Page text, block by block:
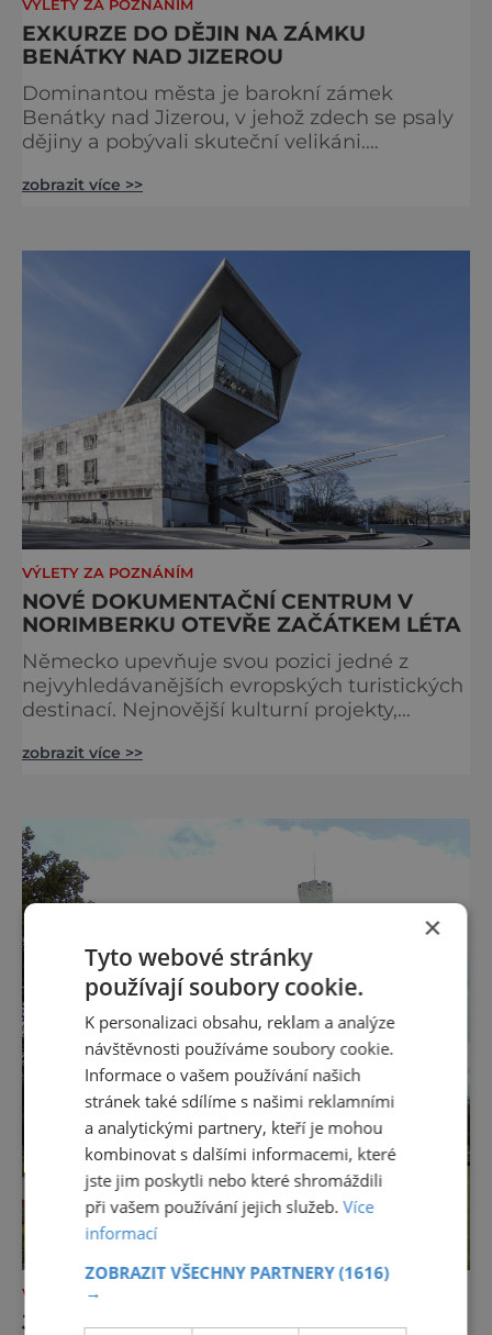
VÝLETY ZA POZNÁNÍM
EXKURZE DO DĚJIN NA ZÁMKU
BENÁTKY NAD JIZEROU
Dominantou města je barokní zámek
Benátky nad Jizerou, v jehož zdech se psaly
dějiny a pobývali skuteční velikáni.
tu prováděl svá slavná astronomická měření
spolupráci s jeho přítelem, slavným Janem
Keplerem. Tímto historickým setkáním je
inspirována i zážitková mobilní detek
zobrazit více >>
VÝLETY ZA POZNÁNÍM
NOVÉ DOKUMENTAČNÍ CENTRUM V
NORIMBERKU OTEVŘE ZAČÁTKEM LÉTA
Německo upevňuje svou pozici jedné z
nejvyhledávanějších evropských turistických
destinací. Nejnovější kulturní projekty,
rekonstrukce historických památek přitahují
moderní zážitky do jedinečné nabídky
turistických míst – přinášíme jejich výběr. Po
přibližně pětileté
zobrazit více >>
VÝLETY ZA POZNÁNÍM
JIH ČECH OKOUZLUJE – JEHO
×
Tyto webové stránky
používají soubory cookie.
K personalizaci obsahu, reklam a analýze
návštěvnosti používáme soubory cookie.
Informace o vašem používání našich
stránek také sdílíme s našimi reklamními
a analytickými partnery, kteří je mohou
kombinovat s dalšími informacemi, které
jste jim poskytli nebo které shromáždili
při vašem používání jejich služeb.Více
informací
ZOBRAZIT VŠECHNY PARTNERY(1616)
→